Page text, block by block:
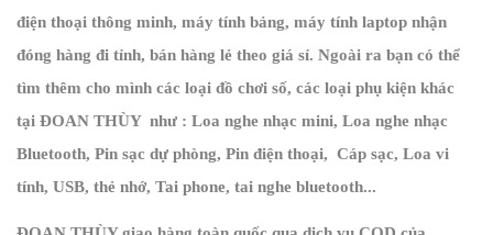
điện thoại thông minh, máy tính bảng, máy tính laptop nhận
đóng hàng đi tỉnh, bán hàng lẻ theo giá sỉ. Ngoài ra bạn có thể
tìm thêm cho mình các loại đồ chơi số, các loại phụ kiện khác
tại ĐOAN THÙY như : Loa nghe nhạc mini, Loa nghe nhạc
Bluetooth, Pin sạc dự phòng, Pin điện thoại, Cáp sạc, Loa vi
tính, USB, thẻ nhớ, Tai phone, tai nghe bluetooth...